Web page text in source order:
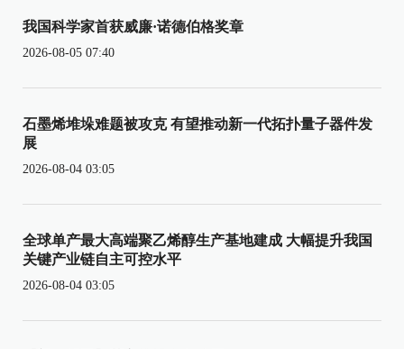
我国科学家首获威廉·诺德伯格奖章
2026-08-05 07:40
石墨烯堆垛难题被攻克 有望推动新一代拓扑量子器件发
展
2026-08-04 03:05
全球单产最大高端聚乙烯醇生产基地建成 大幅提升我国
关键产业链自主可控水平
2026-08-04 03:05